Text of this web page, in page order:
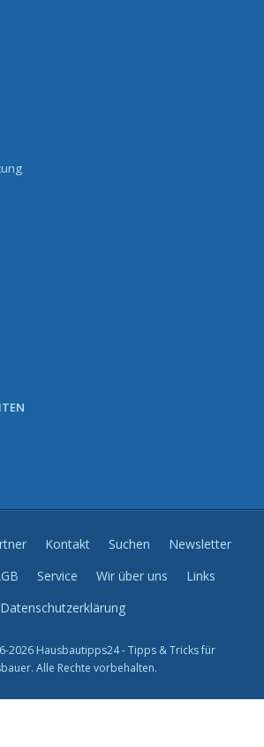
Kontakt Suchen
Newsletter
Service Wir über uns
Links
Datenschutzerklärung
2026 Hausbautipps24 - Tipps & Tricks für
Alle Rechte vorbehalten.